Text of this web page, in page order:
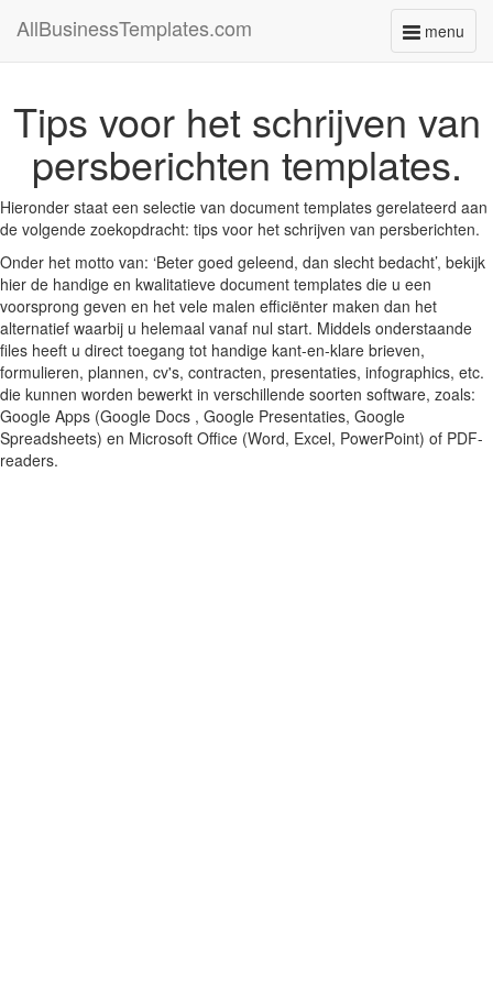
menu
Toggle
AllBusinessTemplates.com
Tips voor het schrijven van
persberichten templates.
Hieronder staat een selectie van document templates gerelateerd aan
de volgende zoekopdracht: tips voor het schrijven van persberichten.
Onder het motto van: ‘Beter goed geleend, dan slecht bedacht’, bekijk
hier de handige en kwalitatieve document templates die u een
voorsprong geven en het vele malen efficiënter maken dan het
alternatief waarbij u helemaal vanaf nul start. Middels onderstaande
files heeft u direct toegang tot handige kant-en-klare brieven,
formulieren, plannen, cv's, contracten, presentaties, infographics, etc.
die kunnen worden bewerkt in verschillende soorten software, zoals:
Google Apps (Google Docs , Google Presentaties, Google
Spreadsheets) en Microsoft Office (Word, Excel, PowerPoint) of PDF-
readers.